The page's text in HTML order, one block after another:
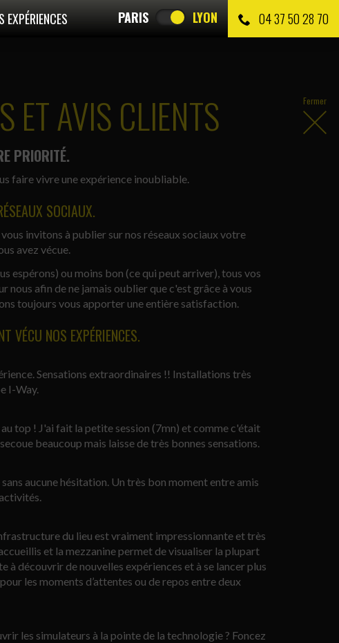
EXPÉRIENCES PARIS LYON 04 37 50 28 70
ET AVIS CLIENTS Fermer
PRIORITÉ.
faire vivre une expérience inoubliable.
SOCIAUX.
invitons à publier sur nos réseaux sociaux votre
avez vécue.
espérons) ou moins bon (ce qui peut arriver), tous vos
afin de ne jamais oublier que c'est grâce à vous
toujours vous apporter une entière satisfaction.
VÉCU NOS EXPÉRIENCES.
Sensations extraordinaires !! Installations très
I-Way.
au top ! J'ai fait la petite session (7mn) et comme c'était
beaucoup mais laisse de très bonnes sensations.
aucune hésitation. Un très bon moment entre amis
du lieu est vraiment impressionnante et très
et la mezzanine permet de visualiser la plupart
à découvrir de nouvelles expériences et à se lancer plus
les moments d’attentes ou de repos entre deux
les simulateurs à la pointe de la technologie ? Foncez